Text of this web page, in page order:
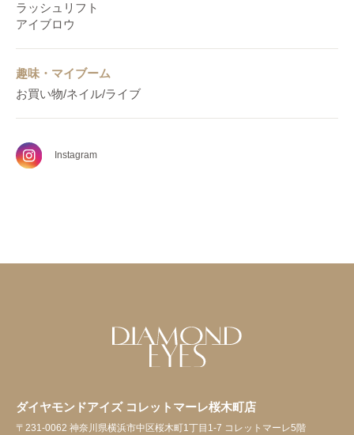
ラッシュリフト
アイブロウ
趣味・マイブーム
お買い物/ネイル/ライブ
Instagram
ダイヤモンドアイズ コレットマーレ桜木町店
〒231-0062 神奈川県横浜市中区桜木町1丁目1-7 コレットマーレ5階